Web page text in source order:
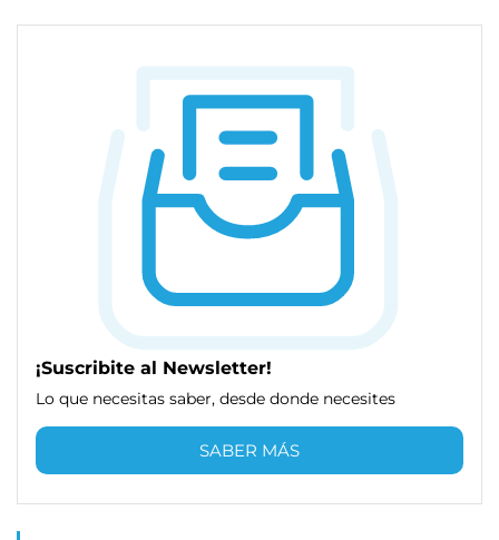
¡Suscribite al Newsletter!
Lo que necesitas saber, desde donde necesites
SABER MÁS